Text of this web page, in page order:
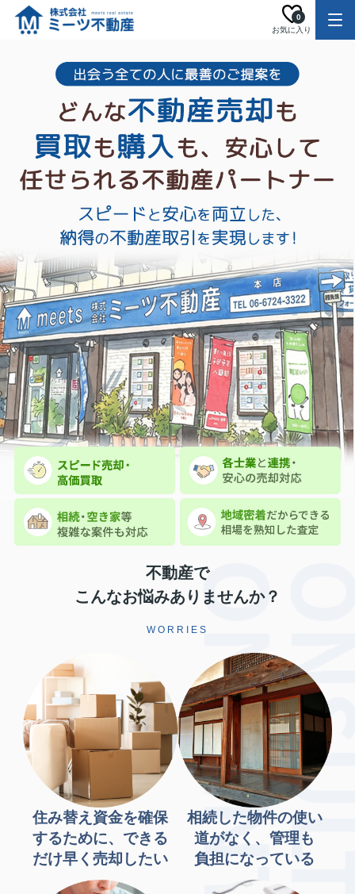
お気に入り
0
不動産で
こんなお悩みありませんか？
WORRIES
住み替え資金を確保
するために、できる
だけ早く売却したい
相続した物件の使い
道がなく、管理も
負担になっている